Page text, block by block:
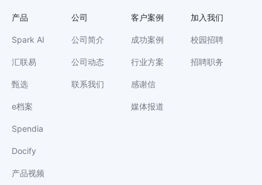
产品
Spark AI
汇联易
甄选
e档案
Spendia
Docify
产品视频
公司
公司简介
公司动态
联系我们
客户案例
成功案例
行业方案
感谢信
媒体报道
加入我们
校园招聘
招聘职务